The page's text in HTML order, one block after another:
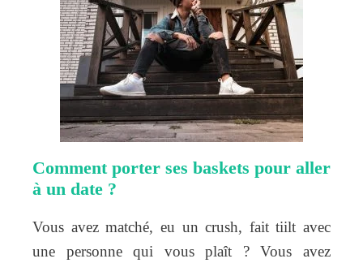
Comment porter ses baskets pour aller
à un date ?
Vous avez matché, eu un crush, fait tiilt avec
une personne qui vous plaît ? Vous avez